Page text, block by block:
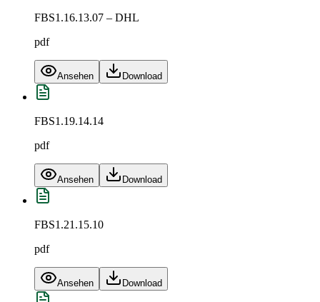
FBS1.16.13.07 – DHL
pdf
Ansehen Download
FBS1.19.14.14
pdf
Ansehen Download
FBS1.21.15.10
pdf
Ansehen Download